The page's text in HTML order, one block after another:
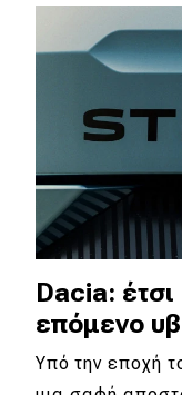
Dacia:
επόμενο
Υπό την εποχή